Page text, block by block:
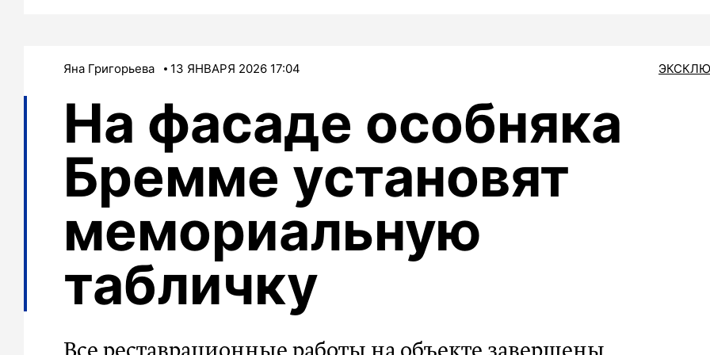
Яна Григорьева 13 ЯНВАРЯ 2026 17:04
На фасаде особняка
Бремме установят
мемориальную
табличку